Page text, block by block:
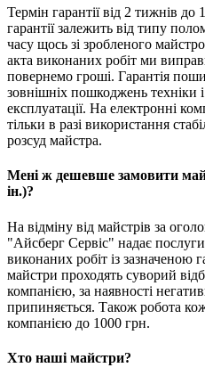
Термін гарантії від 2 тижнів до
гарантії залежить від типу
часу щось зі зробленого
акта виконаних робіт ми
повернемо гроші. Гарантія
зовнішніх пошкоджень техніки
експлуатації. На електронні
тільки в разі використання
розсуд майстра.
Мені ж дешевше замовити
ін.)?
На відміну від майстрів за
"Айсберг Сервіс" надає
виконаних робіт із зазначеною
майстри проходять суворий
компанією, за наявності
припиняється. Також робота
компанією до 1000 грн.
Хто наші майстри?